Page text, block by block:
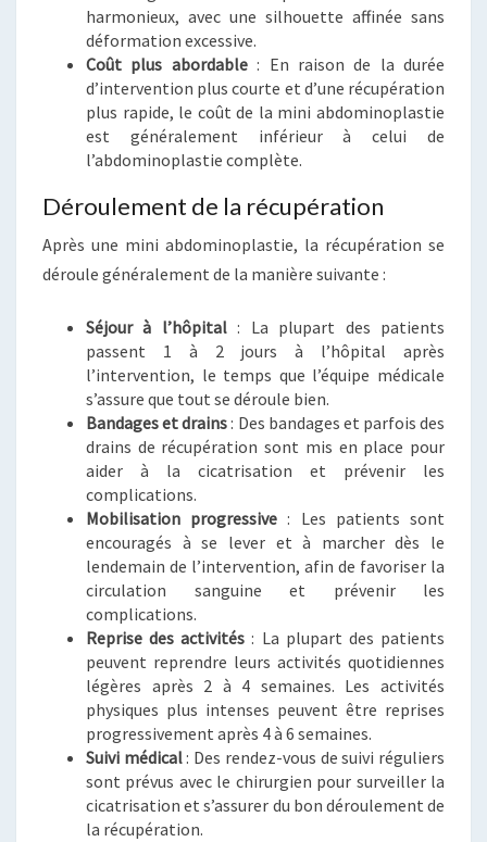
harmonieux, avec une silhouette affinée sans
déformation excessive.
Coût plus abordable: En raison de la durée
d’intervention plus courte et d’une récupération
plus rapide, le coût de la mini abdominoplastie
est généralement inférieur à celui de
l’abdominoplastie complète.
Déroulement de la récupération
Après une mini abdominoplastie, la récupération se
déroule généralement de la manière suivante :
Séjour à l’hôpital: La plupart des patients
passent 1 à 2 jours à l’hôpital après
l’intervention, le temps que l’équipe médicale
s’assure que tout se déroule bien.
Bandages et drains: Des bandages et parfois des
drains de récupération sont mis en place pour
aider à la cicatrisation et prévenir les
complications.
Mobilisation progressive : Les patients sont
encouragés à se lever et à marcher dès le
lendemain de l’intervention, afin de favoriser la
circulation sanguine et prévenir les
complications.
Reprise des activités : La plupart des patients
peuvent reprendre leurs activités quotidiennes
légères après 2 à 4 semaines. Les activités
physiques plus intenses peuvent être reprises
progressivement après 4 à 6 semaines.
Suivi médical: Des rendez-vous de suivi réguliers
sont prévus avec le chirurgien pour surveiller la
cicatrisation et s’assurer du bon déroulement de
la récupération.